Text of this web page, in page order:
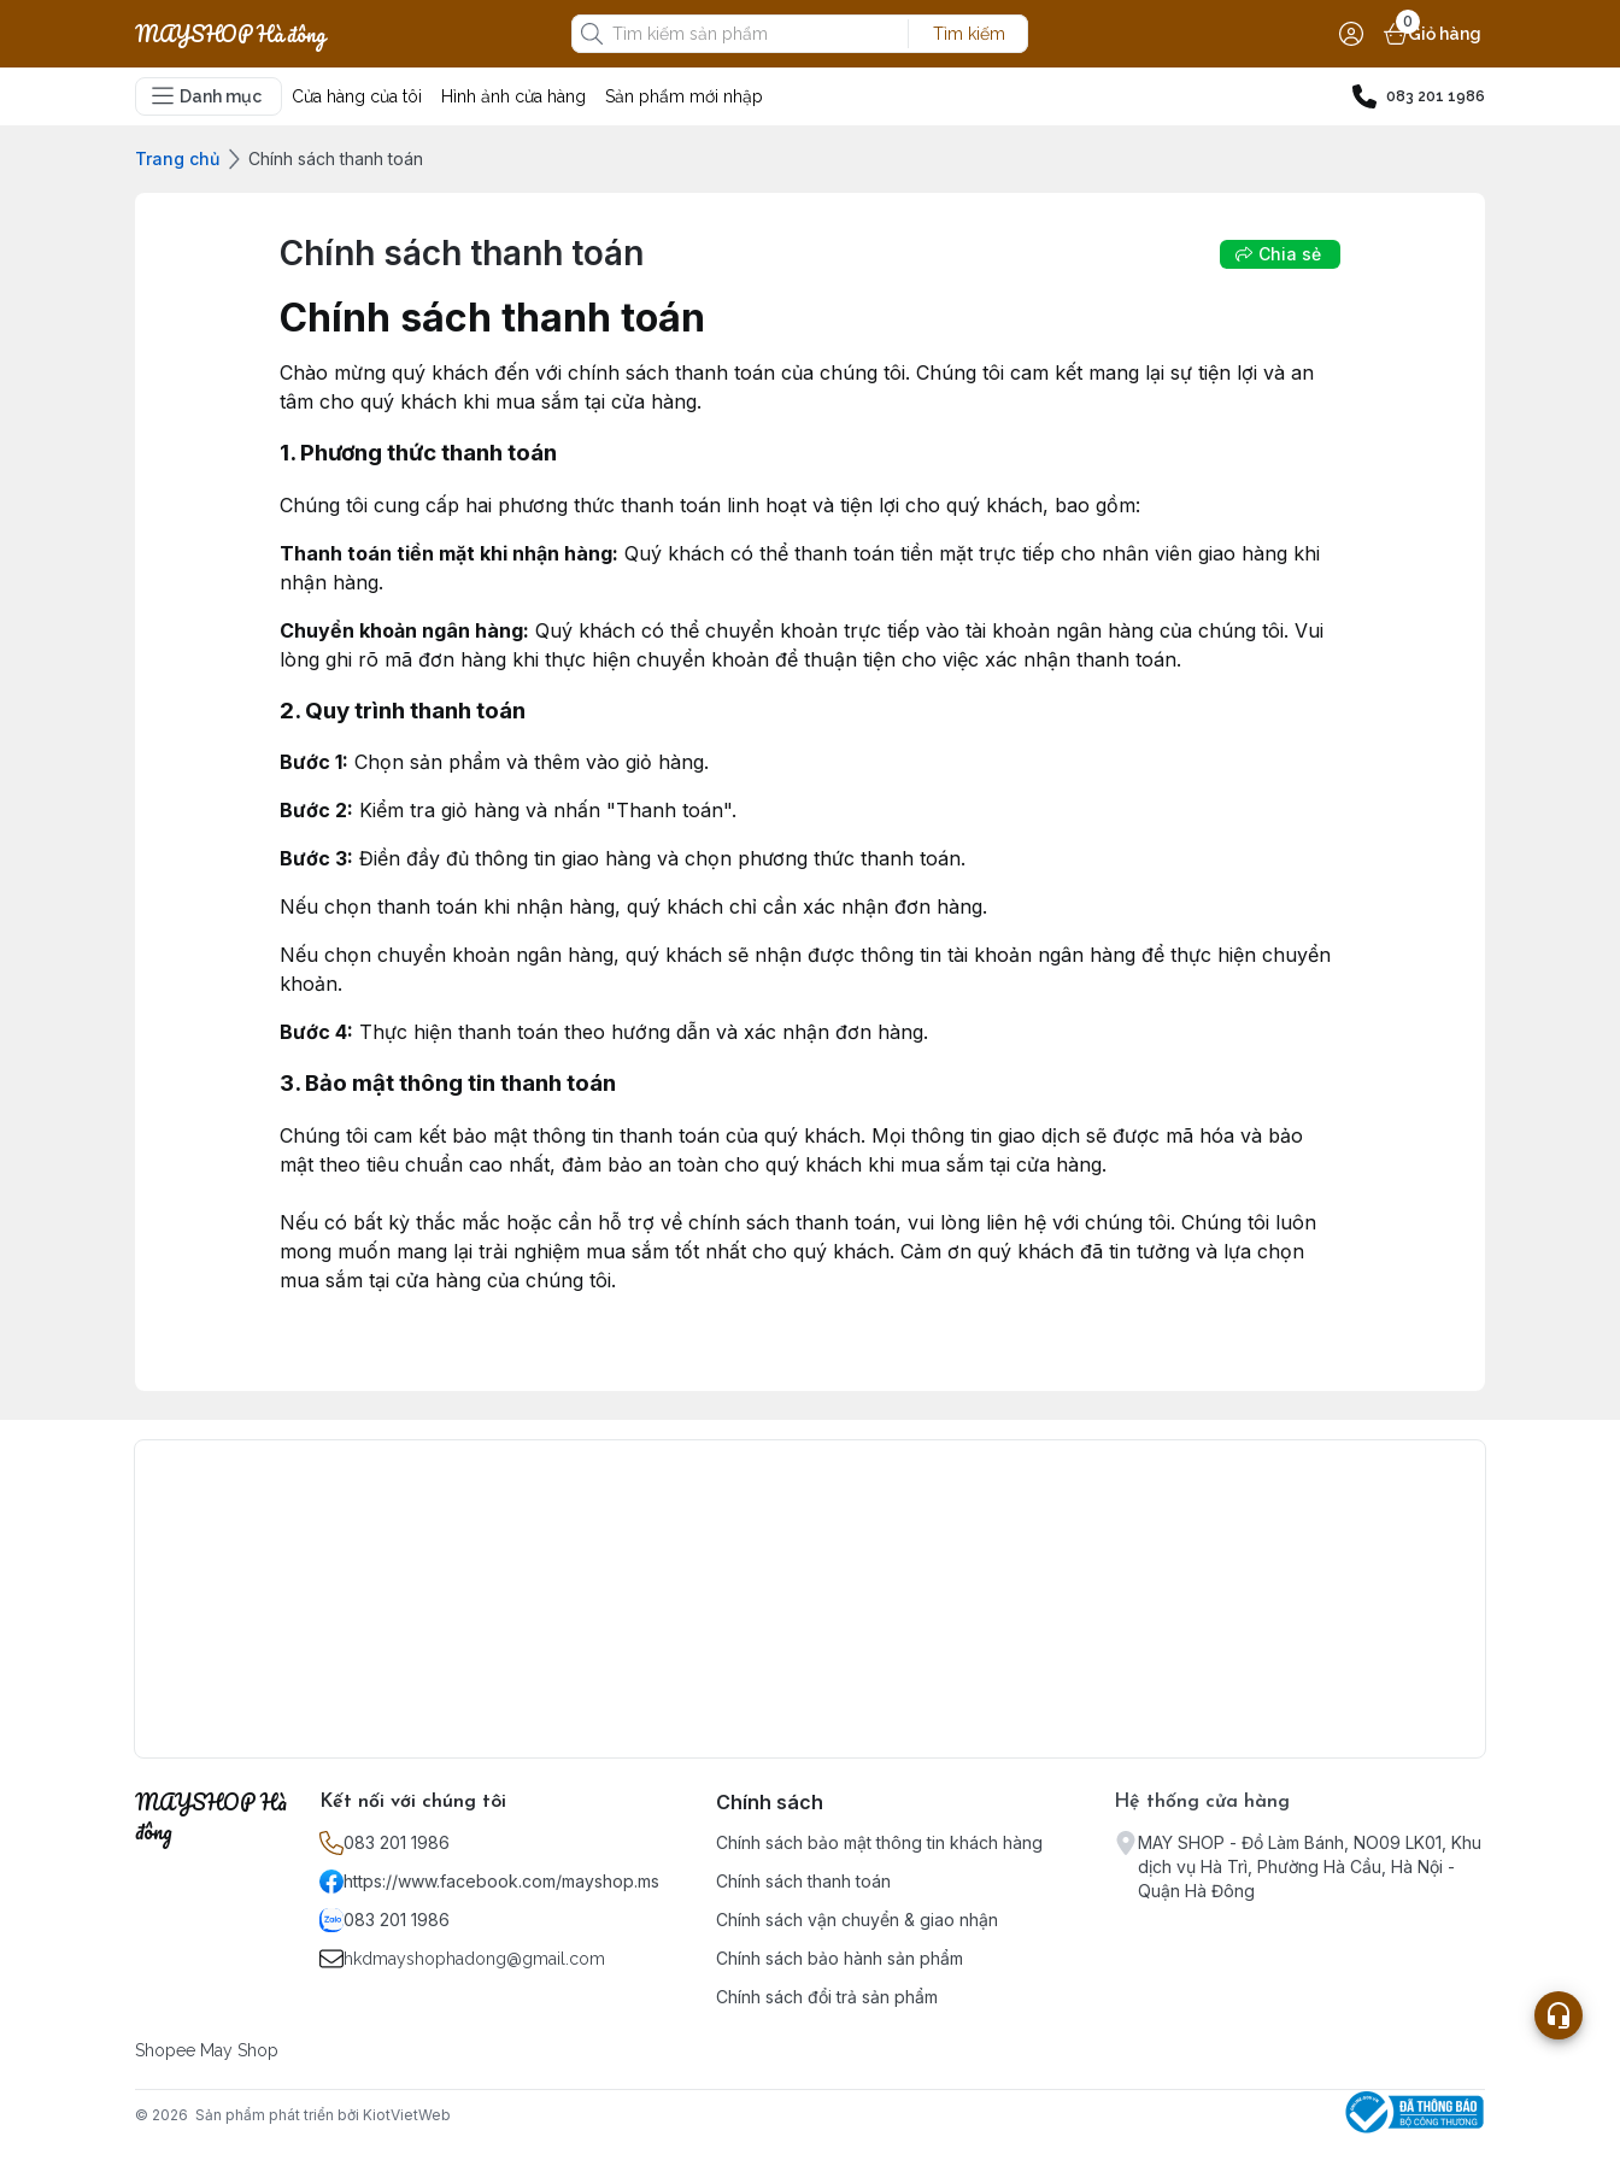
MAYSHOP Hà đông Tìm kiếm
0
Giỏ hàng
Danh mục Cửa hàng của tôi Hình ảnh cửa hàng Sản phẩm mới nhập 083 201 1986
Trang chủ Chính sách thanh toán
Chính sách thanh toán Chia sẻ
Chính sách thanh toán
Chào mừng quý khách đến với chính sách thanh toán của chúng tôi. Chúng tôi cam kết mang lại sự tiện lợi và an
tâm cho quý khách khi mua sắm tại cửa hàng.
1. Phương thức thanh toán
Chúng tôi cung cấp hai phương thức thanh toán linh hoạt và tiện lợi cho quý khách, bao gồm:
Thanh toán tiền mặt khi nhận hàng: Quý khách có thể thanh toán tiền mặt trực tiếp cho nhân viên giao hàng khi
nhận hàng.
Chuyển khoản ngân hàng: Quý khách có thể chuyển khoản trực tiếp vào tài khoản ngân hàng của chúng tôi. Vui
lòng ghi rõ mã đơn hàng khi thực hiện chuyển khoản để thuận tiện cho việc xác nhận thanh toán.
2. Quy trình thanh toán
Bước 1: Chọn sản phẩm và thêm vào giỏ hàng.
Bước 2: Kiểm tra giỏ hàng và nhấn "Thanh toán".
Bước 3: Điền đầy đủ thông tin giao hàng và chọn phương thức thanh toán.
Nếu chọn thanh toán khi nhận hàng, quý khách chỉ cần xác nhận đơn hàng.
Nếu chọn chuyển khoản ngân hàng, quý khách sẽ nhận được thông tin tài khoản ngân hàng để thực hiện chuyển
khoản.
Bước 4: Thực hiện thanh toán theo hướng dẫn và xác nhận đơn hàng.
3. Bảo mật thông tin thanh toán
Chúng tôi cam kết bảo mật thông tin thanh toán của quý khách. Mọi thông tin giao dịch sẽ được mã hóa và bảo
mật theo tiêu chuẩn cao nhất, đảm bảo an toàn cho quý khách khi mua sắm tại cửa hàng.
Nếu có bất kỳ thắc mắc hoặc cần hỗ trợ về chính sách thanh toán, vui lòng liên hệ với chúng tôi. Chúng tôi luôn
mong muốn mang lại trải nghiệm mua sắm tốt nhất cho quý khách. Cảm ơn quý khách đã tin tưởng và lựa chọn
mua sắm tại cửa hàng của chúng tôi.
MAYSHOP Hà
đông
Kết nối với chúng tôi
083 201 1986
https://www.facebook.com/mayshop.ms
083 201 1986
hkdmayshophadong@gmail.com
Chính sách
Chính sách bảo mật thông tin khách hàng
Chính sách thanh toán
Chính sách vận chuyển & giao nhận
Chính sách bảo hành sản phẩm
Chính sách đổi trả sản phẩm
Hệ thống cửa hàng
MAY SHOP - Đồ Làm Bánh, NO09 LK01, Khu
dịch vụ Hà Trì, Phường Hà Cầu, Hà Nội -
Quận Hà Đông
Shopee May Shop
© 2026 Sản phẩm phát triển bởi KiotVietWeb